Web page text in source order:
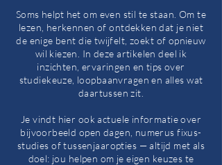
Soms helpt het om even stil te staan. Om te
lezen, herkennen of ontdekken dat je niet
de enige bent die twijfelt, zoekt of opnieuw
wil kiezen. In deze artikelen deel ik
inzichten, ervaringen en tips over
studiekeuze, loopbaanvragen en alles wat
daartussen zit.
Je vindt hier ook actuele informatie over
bijvoorbeeld open dagen, numerus fixus-
studies of tussenjaaropties — altijd met als
doel: jou helpen om je eigen keuzes te